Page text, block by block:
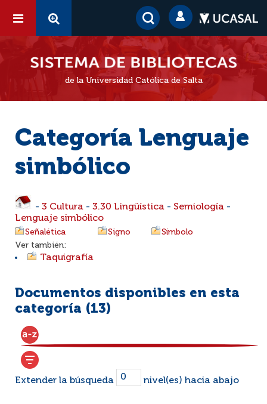
de la Universidad Católica de Salta
Categoría Lenguaje
simbólico
- 3 Cultura - 3.30 Lingüística - Semiología -
Lenguaje simbólico
Señalética Signo
Símbolo
Ver también:
Taquigrafía
Documentos disponibles en esta
categoría (13)
Extender la búsqueda nivel(es) hacia abajo